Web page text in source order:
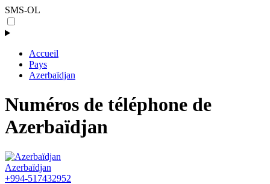
SMS-OL
Accueil
Pays
Azerbaïdjan
Numéros de téléphone de
Azerbaïdjan
Azerbaïdjan
+994-517432952